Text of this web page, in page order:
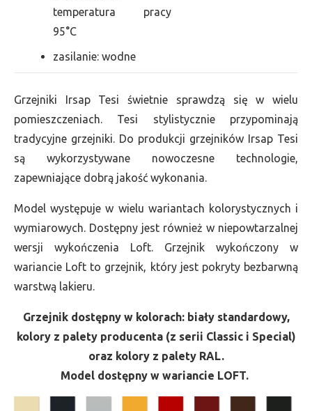
temperatura pracy
95°C
zasilanie: wodne
Grzejniki Irsap Tesi świetnie sprawdzą się w wielu
pomieszczeniach. Tesi stylistycznie przypominają
tradycyjne grzejniki. Do produkcji grzejników Irsap Tesi
są wykorzystywane nowoczesne technologie,
zapewniające dobrą jakość wykonania.
Model występuje w wielu wariantach kolorystycznych i
wymiarowych. Dostępny jest również w niepowtarzalnej
wersji wykończenia Loft. Grzejnik wykończony w
wariancie Loft to grzejnik, który jest pokryty bezbarwną
warstwą lakieru.
Grzejnik dostępny w kolorach: biały standardowy,
kolory z palety producenta (z serii Classic i Special)
oraz kolory z palety RAL.
Model dostępny w wariancie LOFT.